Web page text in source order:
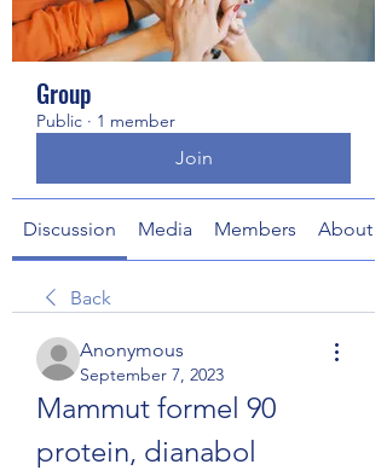
Group
Public · 1 member
Join
Discussion Media Members About
Back
Anonymous
September 7, 2023
Mammut formel 90
protein, dianabol